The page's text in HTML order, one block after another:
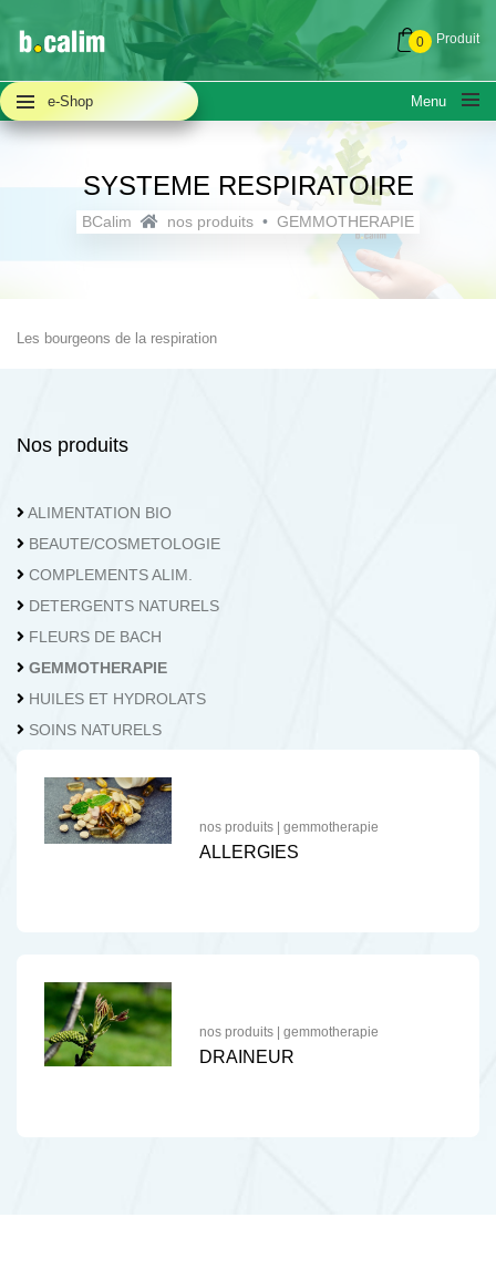
0 Produit
e-Shop Menu
QUESTIONS FRÉQUENTES (FAQ)
NOUS CONTACTER
04.362.73.62
SYSTEME RESPIRATOIRE
BCalim nos produits GEMMOTHERAPIE
Les bourgeons de la respiration
Nos produits
ALIMENTATION BIO
BEAUTE/COSMETOLOGIE
COMPLEMENTS ALIM.
DETERGENTS NATURELS
FLEURS DE BACH
GEMMOTHERAPIE
HUILES ET HYDROLATS
SOINS NATURELS
nos produits | gemmotherapie
ALLERGIES
nos produits | gemmotherapie
DRAINEUR